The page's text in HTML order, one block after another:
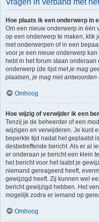
Vragen in verband met
Hoe plaats ik een onderwerp in
Om een nieuw onderwerp in één
op een onderwerp te maken, klik
met onderwerpen of in een
voor je een nieuw onderwerp
hebt in het forum staan
onderwerp (de lijst metje mag
plaatsen, je mag niet
Omhoog
Hoe wijzig of verwijder ik een
Tenzij je de beheerder of een
wijzigen en verwijderen. Je kunt
beperkte tijd nadat het geplaatst
desbetreffende bericht. Als er al
er onderaan je bericht een klein
het bericht voor het laatst je
niemand gereageerd heeft,
gewijzigd heeft. Zij kunnen wel
bericht gewijzigd hebben. Het
mogelijk zodra er iemand op
Omhoog